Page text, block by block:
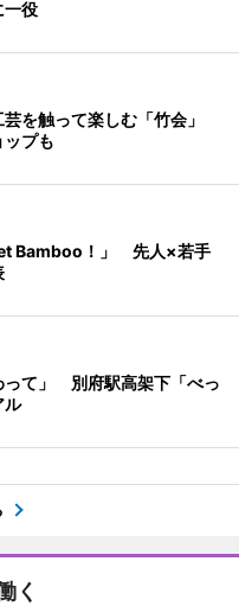
一役
芸を触って楽しむ「竹会」
ップも
Bamboo！」 先人×若手
って」 別府駅高架下「べっ
ル
く